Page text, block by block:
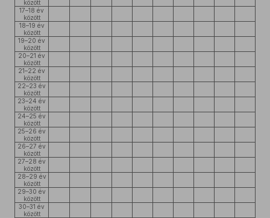
között
17–18 év
között
18–19 év
között
19–20 év
között
20–21 év
között
21–22 év
között
22–23 év
között
23–24 év
között
24–25 év
között
25–26 év
között
26–27 év
között
27–28 év
között
28–29 év
között
29–30 év
között
30–31 év
között